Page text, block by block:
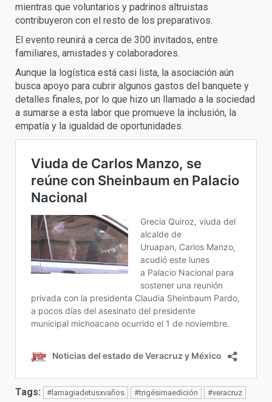
mientras que voluntarios y padrinos altruistas
contribuyeron con el resto de los preparativos.
El evento reunirá a cerca de 300 invitados, entre
familiares, amistades y colaboradores.
Aunque la logística está casi lista, la asociación aún
busca apoyo para cubrir algunos gastos del banquete y
detalles finales, por lo que hizo un llamado a la sociedad
a sumarse a esta labor que promueve la inclusión, la
empatía y la igualdad de oportunidades.
Tags: #lamagiadetusxvaños #trigésimaedición #veracruz